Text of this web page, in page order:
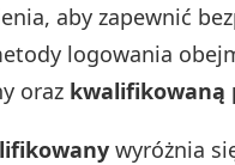
aby zapewnić
logowania
oraz kwalifikowaną
wyróżnia